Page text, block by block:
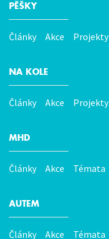
Hlavní
menu
PĚŠKY
Články Akce Projekty
NA KOLE
Články Akce Projekty
MHD
Články Akce Témata
AUTEM
Články Akce Témata